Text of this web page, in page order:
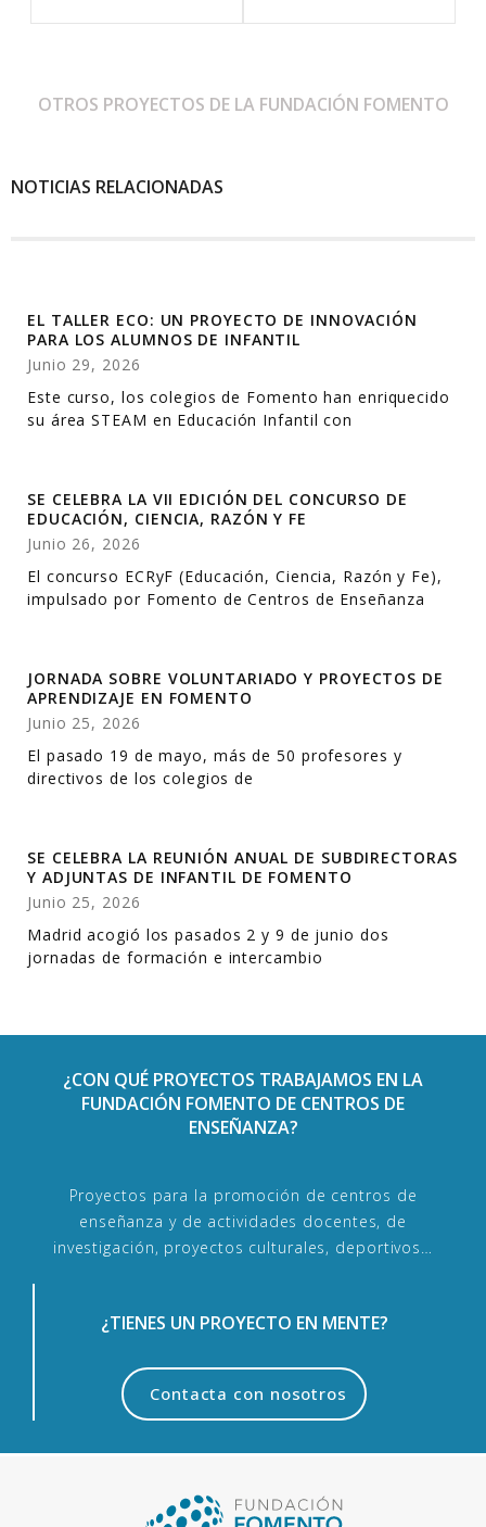
OTROS PROYECTOS DE LA FUNDACIÓN FOMENTO
NOTICIAS RELACIONADAS
EL TALLER ECO: UN PROYECTO DE INNOVACIÓN
PARA LOS ALUMNOS DE INFANTIL
Junio 29, 2026
Este curso, los colegios de Fomento han enriquecido
su área STEAM en Educación Infantil con
SE CELEBRA LA VII EDICIÓN DEL CONCURSO DE
EDUCACIÓN, CIENCIA, RAZÓN Y FE
Junio 26, 2026
El concurso ECRyF (Educación, Ciencia, Razón y Fe),
impulsado por Fomento de Centros de Enseñanza
JORNADA SOBRE VOLUNTARIADO Y PROYECTOS DE
APRENDIZAJE EN FOMENTO
Junio 25, 2026
El pasado 19 de mayo, más de 50 profesores y
directivos de los colegios de
SE CELEBRA LA REUNIÓN ANUAL DE SUBDIRECTORAS
Y ADJUNTAS DE INFANTIL DE FOMENTO
Junio 25, 2026
Madrid acogió los pasados 2 y 9 de junio dos
jornadas de formación e intercambio
¿CON QUÉ PROYECTOS TRABAJAMOS EN LA
FUNDACIÓN FOMENTO DE CENTROS DE
ENSEÑANZA?
Proyectos para la promoción de centros de
enseñanza y de actividades docentes, de
investigación, proyectos culturales, deportivos…
¿TIENES UN PROYECTO EN MENTE?
Contacta con nosotros